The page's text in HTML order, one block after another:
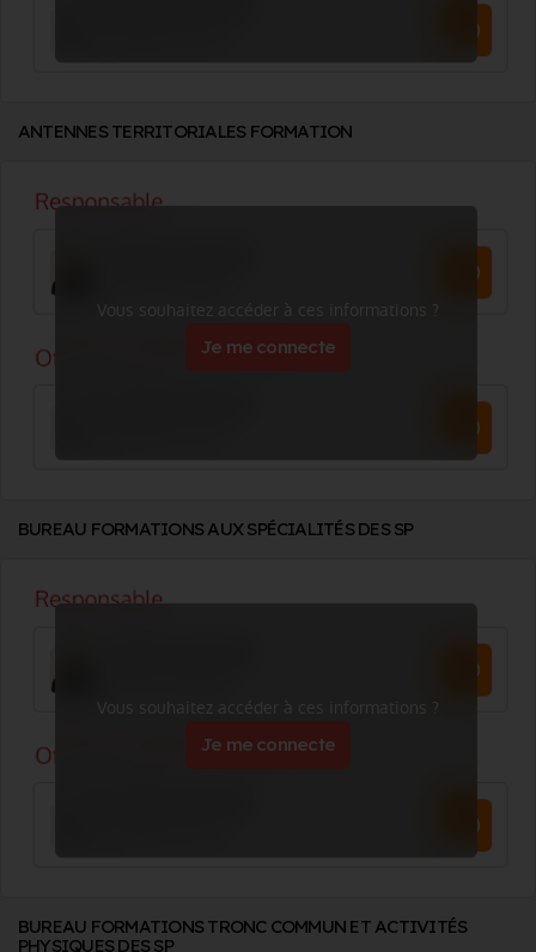
ANTENNES TERRITORIALES FORMATION
Vous souhaitez accéder à ces informations ?
Je me connecte
BUREAU FORMATIONS AUX SPÉCIALITÉS DES SP
Vous souhaitez accéder à ces informations ?
Je me connecte
BUREAU FORMATIONS TRONC COMMUN ET ACTIVITÉS
PHYSIQUES DES SP